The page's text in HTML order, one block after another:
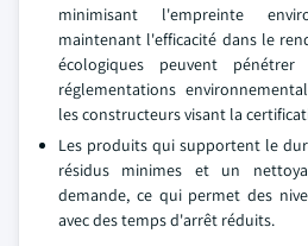
minimisant l'empreinte
maintenant l'efficacité dans le
écologiques peuvent
réglementations
les constructeurs visant la
Les produits qui supportent le
résidus minimes et un
demande, ce qui permet des
avec des temps d'arrêt réduits.